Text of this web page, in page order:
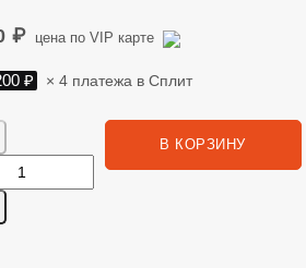
₽ цена по VIP карте
Сплит. 200 руб, 4 платежа в Сплит
₽ × 4 платежа в Сплит
В КОРЗИНУ